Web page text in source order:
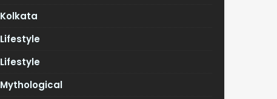
Kolkata
Lifestyle
Lifestyle
Mythological